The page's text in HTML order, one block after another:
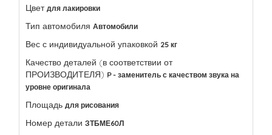
Цвет для лакировки
Тип автомобиля Автомобили
Вес с индивидуальной упаковкой 25 кг
Качество деталей (в соответствии от
ПРОИЗВОДИТЕЛЯ) P - заменитель с качеством звука на
уровне оригинала
Площадь для рисования
Номер детали ЗТБМЕ60Л